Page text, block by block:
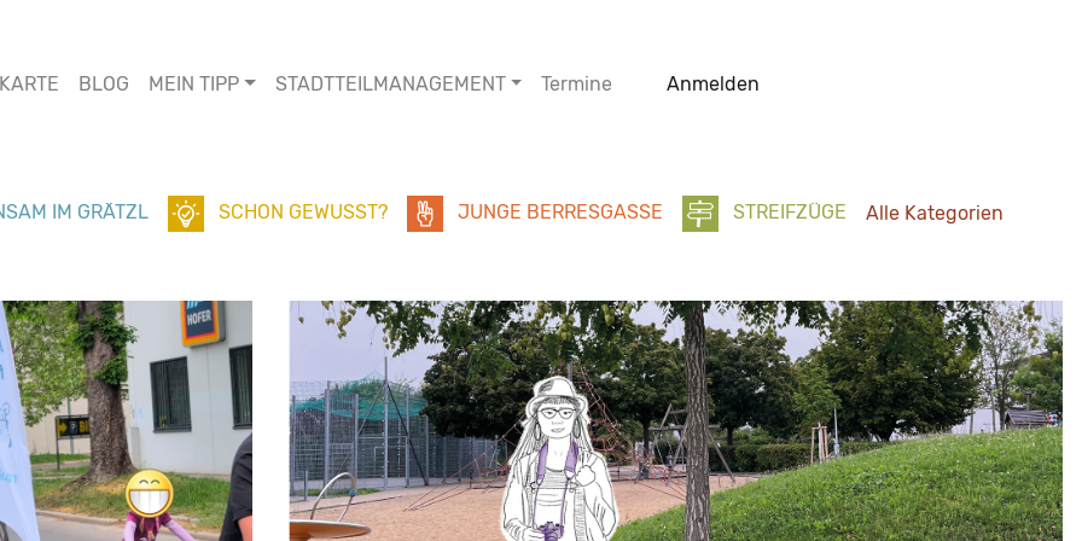
KARTE BLOG MEIN TIPP STADTTEILMANAGEMENT Termine Anmelden
IM GRÄTZL SCHON GEWUSST? JUNGE BERRESGASSE STREIFZÜGE Alle Kategorien